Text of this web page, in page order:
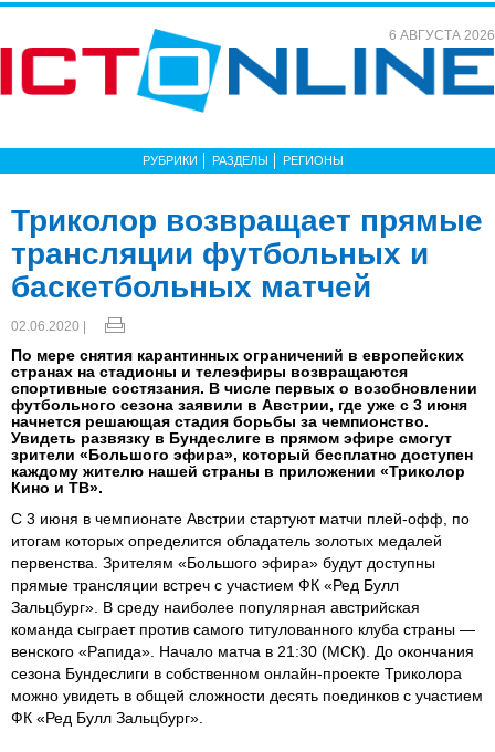
6 АВГУСТА 2026
РУБРИКИ РАЗДЕЛЫ РЕГИОНЫ
Триколор возвращает прямые
трансляции футбольных и
баскетбольных матчей
02.06.2020 |
По мере снятия карантинных ограничений в европейских
странах на стадионы и телеэфиры возвращаются
спортивные состязания. В числе первых о возобновлении
футбольного сезона заявили в Австрии, где уже с 3 июня
начнется решающая стадия борьбы за чемпионство.
Увидеть развязку в Бундеслиге в прямом эфире смогут
зрители «Большого эфира», который бесплатно доступен
каждому жителю нашей страны в приложении «Триколор
Кино и ТВ».
С 3 июня в чемпионате Австрии стартуют матчи плей-офф, по
итогам которых определится обладатель золотых медалей
первенства. Зрителям «Большого эфира» будут доступны
прямые трансляции встреч с участием ФК «Ред Булл
Зальцбург». В среду наиболее популярная австрийская
команда сыграет против самого титулованного клуба страны —
венского «Рапида». Начало матча в 21:30 (МСК). До окончания
сезона Бундеслиги в собственном онлайн-проекте Триколора
можно увидеть в общей сложности десять поединков с участием
ФК «Ред Булл Зальцбург».